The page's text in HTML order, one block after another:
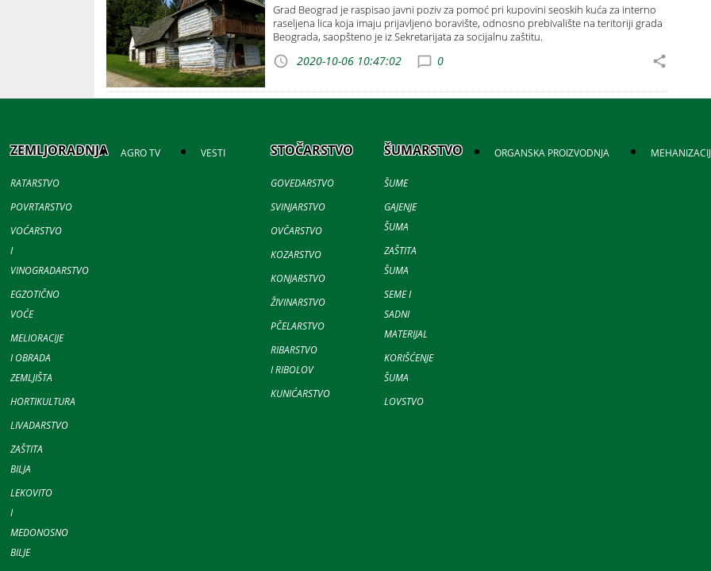
Grad Beograd je raspisao javni poziv za pomoć pri kupovini seoskih kuća za interno
raseljena lica koja imaju prijavljeno boravište, odnosno prebivalište na teritoriji grada
Beograda, saopšteno je iz Sekretarijata za socijalnu zaštitu.
2020-10-06 10:47:02 0
ZEMLJORADNJA
RATARSTVO
POVRTARSTVO
VOĆARSTVO
I
VINOGRADARSTVO
EGZOTIČNO
VOĆE
MELIORACIJE
I OBRADA
ZEMLJIŠTA
HORTIKULTURA
LIVADARSTVO
ZAŠTITA
BILJA
LEKOVITO
I
MEDONOSNO
BILJE
AGRO TV VESTI STOČARSTVO
GOVEDARSTVO
SVINJARSTVO
OVČARSTVO
KOZARSTVO
KONJARSTVO
ŽIVINARSTVO
PČELARSTVO
RIBARSTVO
I RIBOLOV
KUNIĆARSTVO
ŠUMARSTVO
ŠUME
GAJENJE
ŠUMA
ZAŠTITA
ŠUMA
SEME I
SADNI
MATERIJAL
KORIŠĆENJE
ŠUMA
LOVSTVO
ORGANSKA PROIZVODNJA